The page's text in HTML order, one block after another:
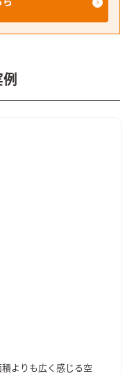
ら
よりも広く感じる空